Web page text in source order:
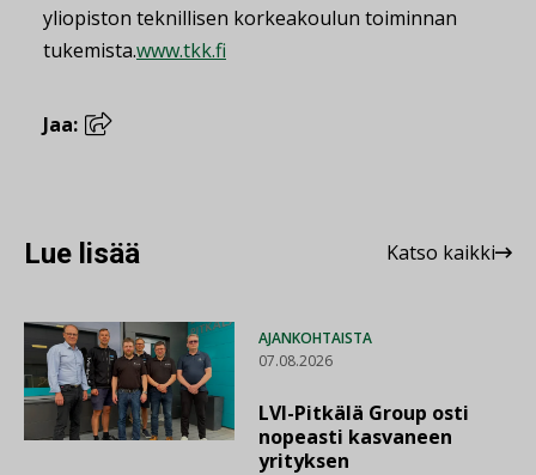
yliopiston teknillisen korkeakoulun toiminnan
tukemista.www.tkk.fi
Jaa:
Lue lisää Katso kaikki
AJANKOHTAISTA
07.08.2026
LVI-Pitkälä Group osti
nopeasti kasvaneen
yrityksen